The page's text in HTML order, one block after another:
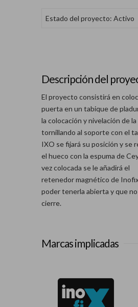
Estado del proyecto: Activo
Descripción del
El proyecto consistirá en
puerta en un tabique de
la colocación y nivelación de la
tornillando al soporte con el
IXO se fijará su posición y se
el hueco con la espuma de
vez colocada se le añadirá el
retenedor magnético de
poder tenerla abierta y que
cierre.
Marcas implicadas